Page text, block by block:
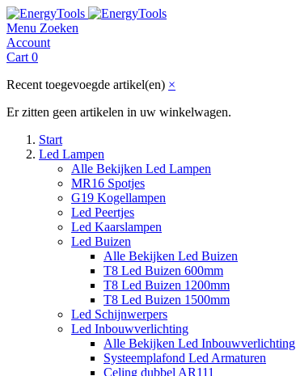
Menu Zoeken
Account
Cart 0
Recent toegevoegde artikel(en) ×
Er zitten geen artikelen in uw winkelwagen.
Start
Led Lampen
Alle Bekijken Led Lampen
MR16 Spotjes
G19 Kogellampen
Led Peertjes
Led Kaarslampen
Led Buizen
Alle Bekijken Led Buizen
T8 Led Buizen 600mm
T8 Led Buizen 1200mm
T8 Led Buizen 1500mm
Led Schijnwerpers
Led Inbouwverlichting
Alle Bekijken Led Inbouwverlichting
Systeemplafond Led Armaturen
Celing dubbel AR111